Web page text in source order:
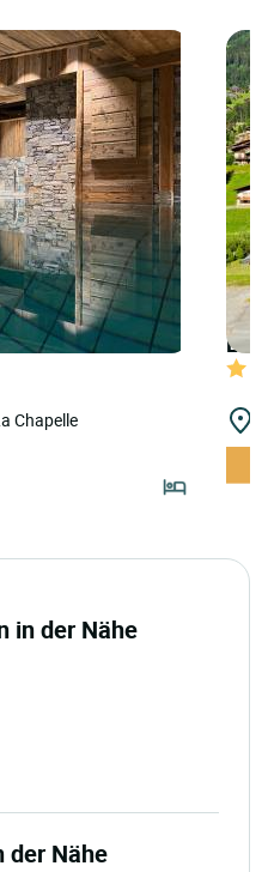
les Cornettes
Chapelle
in der Nähe
der Nähe